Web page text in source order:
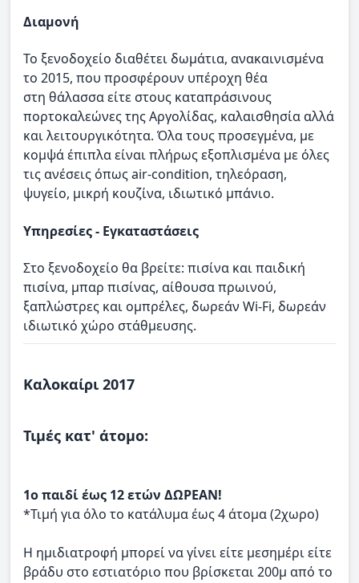
Διαμονή
Το ξενοδοχείο διαθέτει δωμάτια, ανακαινισμένα
το 2015, που προσφέρουν υπέροχη θέα
στη θάλασσα είτε στους καταπράσινους
πορτοκαλεώνες της Αργολίδας, καλαισθησία αλλά
και λειτουργικότητα. Όλα τους προσεγμένα, με
κομψά έπιπλα είναι πλήρως εξοπλισμένα με όλες
τις ανέσεις όπως air-condition, τηλεόραση,
ψυγείο, μικρή κουζίνα, ιδιωτικό μπάνιο.
Υπηρεσίες - Εγκαταστάσεις
Στο ξενοδοχείο θα βρείτε: πισίνα και παιδική
πισίνα, μπαρ πισίνας, αίθουσα πρωινού,
ξαπλώστρες και ομπρέλες, δωρεάν Wi-Fi, δωρεάν
ιδιωτικό χώρο στάθμευσης.
Καλοκαίρι 2017
Τιμές κατ' άτομο:
1ο παιδί έως 12 ετών ΔΩΡΕΑΝ!
*Τιμή για όλο το κατάλυμα έως 4 άτομα (2χωρο)
Η ημιδιατροφή μπορεί να γίνει είτε μεσημέρι είτε
βράδυ στο εστιατόριο που βρίσκεται 200μ από το